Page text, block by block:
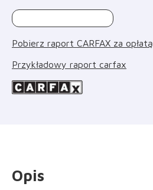
Pobierz raport CARFAX za opłatą
Przykładowy raport carfax
Opis